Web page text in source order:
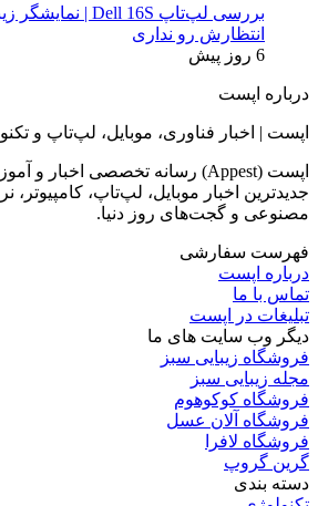
بهترین لپ‌تاپ‌های 2026 | راهنمای خرید از اقتصادی تا گیمینگ
واقعی
6 روز پیش